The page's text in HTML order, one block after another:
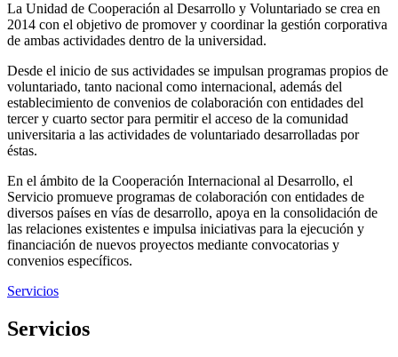
La Unidad de Cooperación al Desarrollo y Voluntariado se crea en
2014 con el objetivo de promover y coordinar la gestión corporativa
de ambas actividades dentro de la universidad.
Desde el inicio de sus actividades se impulsan programas propios de
voluntariado, tanto nacional como internacional, además del
establecimiento de convenios de colaboración con entidades del
tercer y cuarto sector para permitir el acceso de la comunidad
universitaria a las actividades de voluntariado desarrolladas por
éstas.
En el ámbito de la Cooperación Internacional al Desarrollo, el
Servicio promueve programas de colaboración con entidades de
diversos países en vías de desarrollo, apoya en la consolidación de
las relaciones existentes e impulsa iniciativas para la ejecución y
financiación de nuevos proyectos mediante convocatorias y
convenios específicos.
Servicios
Servicios